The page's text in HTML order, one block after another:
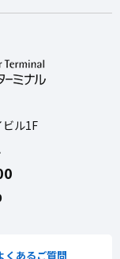
ル1F
くあるご質問